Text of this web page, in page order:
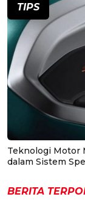
TIPS
Teknologi Motor
dalam Sistem
BERITA